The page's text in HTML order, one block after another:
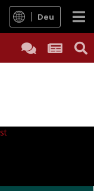
Deu